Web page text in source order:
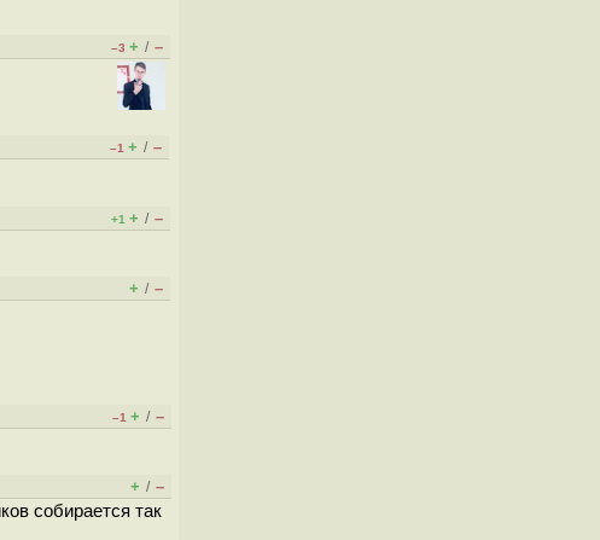
–3 + / –
–1 + / –
+1 + / –
+ / –
–1 + / –
+ / –
собирается так